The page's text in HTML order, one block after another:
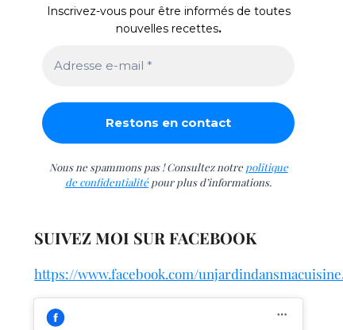
Inscrivez-vous pour être informés de toutes
nouvelles recettes.
Nous ne spammons pas ! Consultez notre politique
de confidentialitépour plus d’informations.
SUIVEZ MOI SUR FACEBOOK
https://www.facebook.com/